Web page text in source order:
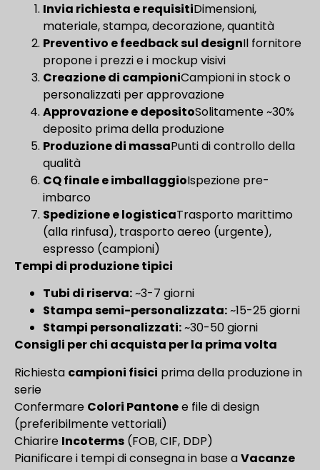
Invia richiesta e requisitiDimensioni,
materiale, stampa, decorazione, quantità
Preventivo e feedback sul designIl fornitore
propone i prezzi e i mockup visivi
Creazione di campioniCampioni in stock o
personalizzati per approvazione
Approvazione e depositoSolitamente ~30%
deposito prima della produzione
Produzione di massaPunti di controllo della
qualità
CQ finale e imballaggioIspezione pre-
imbarco
Spedizione e logisticaTrasporto marittimo
(alla rinfusa), trasporto aereo (urgente),
espresso (campioni)
Tempi di produzione tipici
Tubi di riserva:~3-7 giorni
Stampa semi-personalizzata:~15-25 giorni
Stampi personalizzati:~30-50 giorni
Consigli per chi acquista per la prima volta
Richiesta campioni fisici prima della produzione in
serie
Confermare Colori Pantonee file di design
(preferibilmente vettoriali)
Chiarire Incoterms (FOB, CIF, DDP)
Pianificare i tempi di consegna in base aVacanze